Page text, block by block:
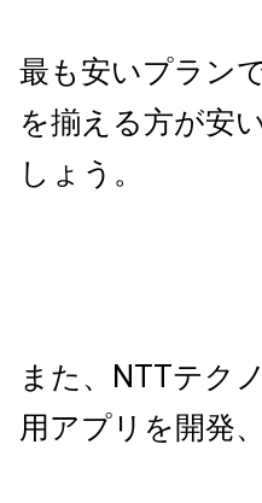
最も安いプラン
を揃える方が安
しょう。
また、NTTテク
用アプリを開発